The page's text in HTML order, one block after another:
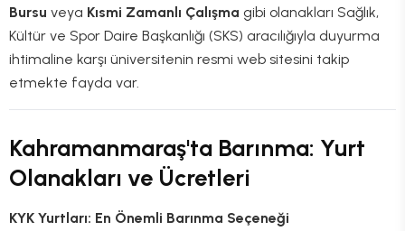
Bursu veya Kısmi Zamanlı Çalışma gibi olanakları Sağlık,
Kültür ve Spor Daire Başkanlığı (SKS) aracılığıyla duyurma
ihtimaline karşı üniversitenin resmi web sitesini takip
etmekte fayda var.
Kahramanmaraş'ta Barınma: Yurt
Olanakları ve Ücretleri
KYK Yurtları: En Önemli Barınma Seçeneği